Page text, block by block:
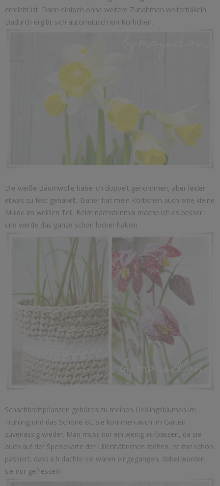
erreicht ist. Dann einfach ohne weitere Zunahmen weiterhäkeln.
Dadurch ergibt sich automatisch ein Körbchen.
Die weiße Baumwolle habe ich doppelt genommen, aber leider
etwas zu fest gehäkelt. Daher hat mein Körbchen auch eine kleine
Mulde im weißen Teil. Beim nächstenmal mache ich es besser
und werde das ganze schön locker häkeln.
Schachbrettpflanzen gehören zu meinen Lieblingsblumen im
Frühling und das Schöne ist, sie kommen auch im Garten
zuverlässig wieder. Man muss nur ein wenig aufpassen, da sie
auch auf der Speisekarte der Lilienhähnchen stehen. Ist mir schon
passiert, dass ich dachte sie wären eingegangen, dabei wurden
sie nur gefressen!